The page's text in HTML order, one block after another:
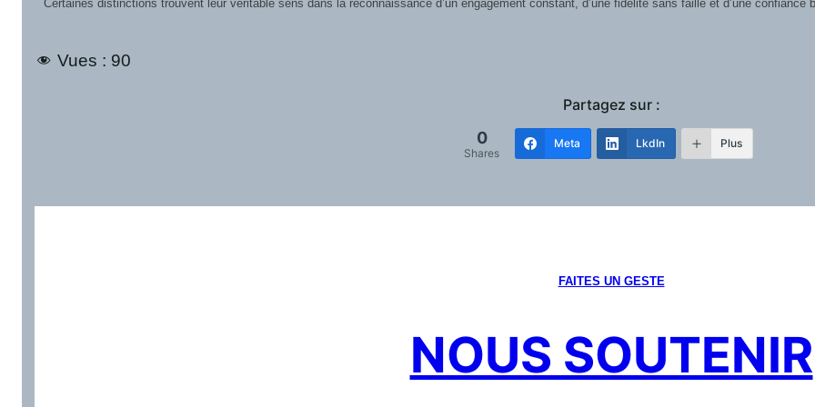
Certaines distinctions trouvent leur véritable sens dans la reconnaissance d’un engagement constant, d’une fidélité sans faille et d’une confiance
Vues : 90
Partagez sur :
0
Shares
Meta LkdIn Plus
FAITES UN GESTE
NOUS SOUTENIR